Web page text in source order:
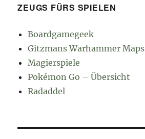
ZEUGS FÜRS SPIELEN
Boardgamegeek
Gitzmans Warhammer Maps
Magierspiele
Pokémon Go – Übersicht
Radaddel